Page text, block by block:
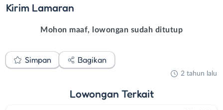
Kirim Lamaran
Mohon maaf, lowongan sudah ditutup
Simpan Bagikan
2 tahun lalu
Lowongan Terkait